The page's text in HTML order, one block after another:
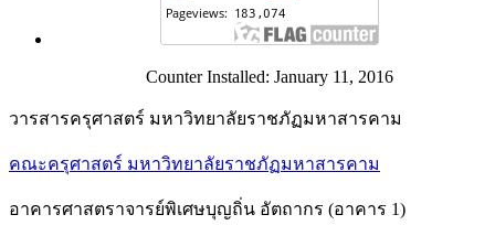
Counter Installed: January 11, 2016
วารสารครุศาสตร์ มหาวิทยาลัยราชภัฏมหาสารคาม
คณะครุศาสตร์ มหาวิทยาลัยราชภัฏมหาสารคาม
อาคารศาสตราจารย์พิเศษบุญถิ่น อัตถากร (อาคาร 1)